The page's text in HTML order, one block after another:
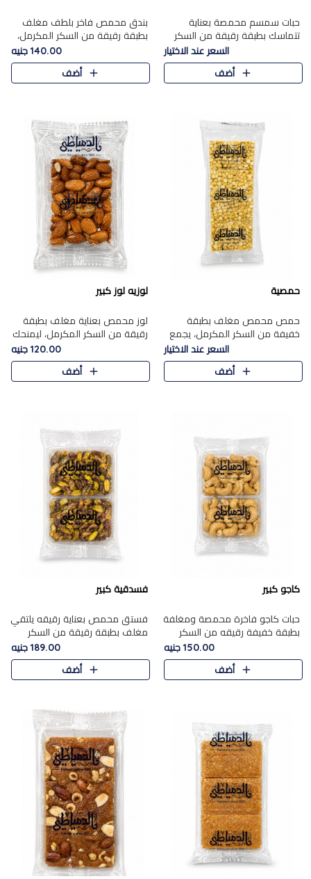
حبات سمسم محمصة بعناية
تتماسك بطبقة رقيقة من السكر
المكرمل، لتقدم طعم السمسم
المميز وقرمشتة التي ارتبطت ببهجة
المولد عبر الأجيال.
السعر عند الاختيار
أضف
بندق محمص فاخر بلطف مغلف
بطبقة رقيقة من السكر المكرمل،
يجمع بين النكهة الغنية ناتي
والقرمشة الراقية المرضية في
حلوى شرقية أنيقه بطابع مميز.
140.00 جنيه
أضف
حمصية
حمص محمص مغلف بطبقة
خفيفة من السكر المكرمل، يجمع
بين القرمشة المميزة والطعم
الشرقي الأصيل في واحدة من أشهر
حلويات الموسم.
السعر عند الاختيار
أضف
لوزيه لوز كبير
لوز محمص بعناية مغلف بطبقة
رقيقة من السكر المكرمل، ليمنحك
قرمشة راقية ونكهة غنية تبرز
فخامة اللوز في كل قطعة.
120.00 جنيه
أضف
كاجو كبير
حبات كاجو فاخرة محمصة ومغلفة
بطبقة خفيفة رقيقه من السكر
المكرمل، تجمع بين توازن النعومة
زبدية غنية فاخرة والقرمشة
المرضية في حلوى شرقية بطاب..
150.00 جنيه
أضف
فسدقية كبير
فستق محمص بعناية رقيقه يلتقي
مغلف بطبقة رقيقة من السكر
المكرمل، ليقدم مذاقًا فاخرًا حلوي
شرقية فاخرة ونكهة غنية ناتي تميز
كل قطعة و قوام هش
189.00 جنيه
أضف